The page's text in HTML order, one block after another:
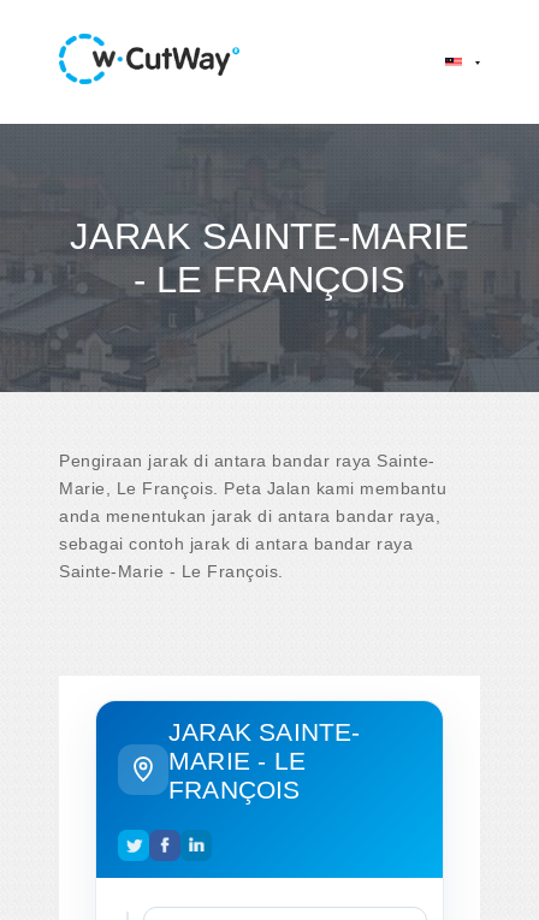
JARAK SAINTE-MARIE
- LE FRANÇOIS
Pengiraan jarak di antara bandar raya Sainte-
Marie, Le François. Peta Jalan kami membantu
anda menentukan jarak di antara bandar raya,
sebagai contoh jarak di antara bandar raya
Sainte-Marie - Le François.
JARAK SAINTE-
MARIE - LE
FRANÇOIS